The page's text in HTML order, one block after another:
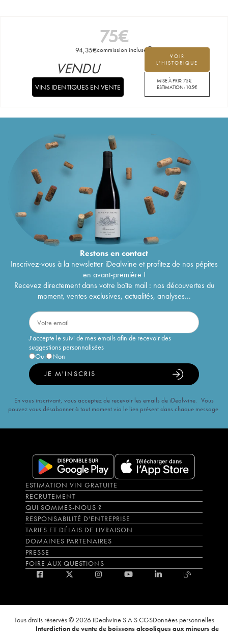
75€
94,35€commission incluse
VOIR
L'HISTORIQUE
MISE À PRIX:75€
ESTIMATION: 105€
VENDU
VINS IDENTIQUES EN VENTE
Restons encontact
Inscrivez-vous à la newsletter iDealwine et profitez de nos pépites
en avant-première !
Recevez directement dans votre boîte mail : nos découvertes du
moment, ventes exclusives, actualités, analyses...
J'accepte le suivi de mes emails afin de recevoir des
suggestions personnalisées
Oui
Non
JE M'INSCRIS
En vous inscrivant, vous acceptez de recevoir les emails de iDealwine. Vous
pouvez vous désabonner à tout moment via le lien présent dans chaque message.
ESTIMATION VIN GRATUITE
RECRUTEMENT
QUI SOMMES-NOUS ?
RESPONSABILITÉ D'ENTREPRISE
TARIFS ET DÉLAIS DE LIVRAISON
DOMAINES PARTENAIRES
PRESSE
FOIRE AUX QUESTIONS
Tous droits réservés © 2026 iDealwine S.A.S.CGSDonnées personnelles
Interdiction de vente de boissons alcooliques aux mineurs de